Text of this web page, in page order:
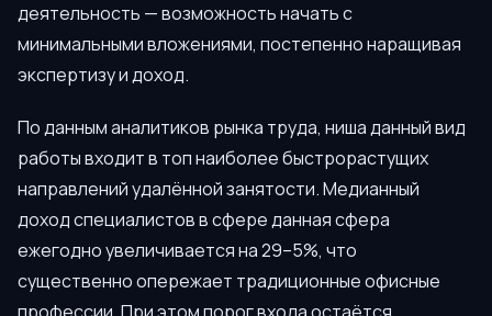
деятельность — возможность начать с
минимальными вложениями, постепенно наращивая
экспертизу и доход.
По данным аналитиков рынка труда, ниша данный вид
работы входит в топ наиболее быстрорастущих
направлений удалённой занятости. Медианный
доход специалистов в сфере данная сфера
ежегодно увеличивается на 29–5%, что
существенно опережает традиционные офисные